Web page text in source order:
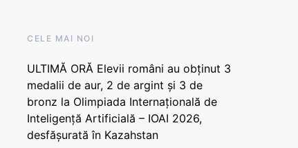
CELE MAI NOI
ULTIMĂ ORĂ Elevii români au obținut 3
medalii de aur, 2 de argint și 3 de
bronz la Olimpiada Internațională de
Inteligență Artificială – IOAI 2026,
desfășurată în Kazahstan